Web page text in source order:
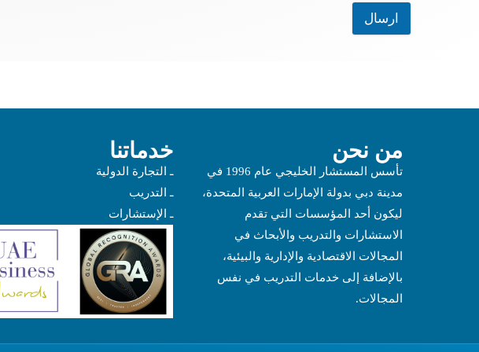
ارسال
من نحن
تأسس المستشار الخليجي عام 1996 في
مدينة دبي بدولة الإمارات العربية المتحدة،
ليكون أحد المؤسسات التي تقدم
الاستشارات والتدريب والأبحاث في
المجالات الاقتصادية والإدارية والبيئية،
بالإضافة إلى خدمات التدريب في نفس
المجالات.
خدماتنا
ـ التجارة الدولية
ـ التدريب
ـ الإستشارات